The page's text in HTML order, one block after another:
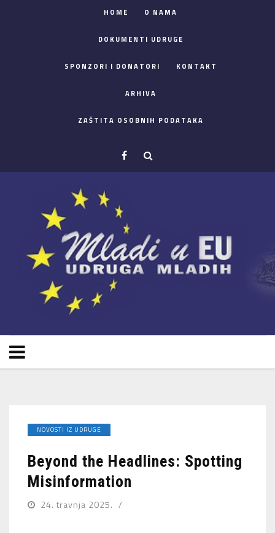
HOME O NAMA
DOKUMENTI UDRUGE
SPONZORI I DONATORI KONTAKT
ARHIVA
ZAŠTITA OSOBNIH PODATAKA
NOVOSTI IZ UDRUGE
Beyond the Headlines: Spotting
Misinformation
24. travnja 2025.